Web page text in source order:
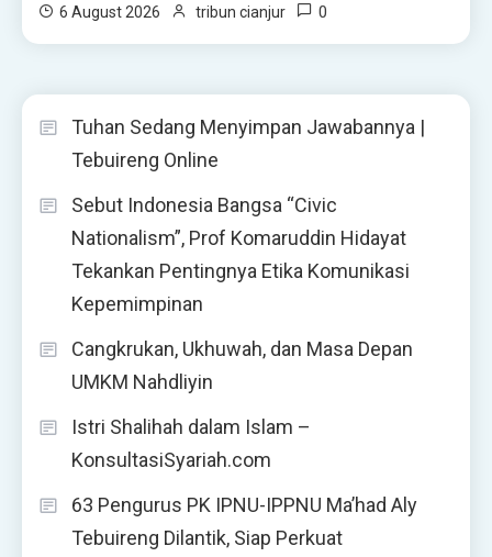
6 August 2026 tribun cianjur 0
Tuhan Sedang Menyimpan Jawabannya |
Tebuireng Online
Sebut Indonesia Bangsa “Civic
Nationalism”, Prof Komaruddin Hidayat
Tekankan Pentingnya Etika Komunikasi
Kepemimpinan
Cangkrukan, Ukhuwah, dan Masa Depan
UMKM Nahdliyin
Istri Shalihah dalam Islam –
KonsultasiSyariah.com
63 Pengurus PK IPNU-IPPNU Ma’had Aly
Tebuireng Dilantik, Siap Perkuat